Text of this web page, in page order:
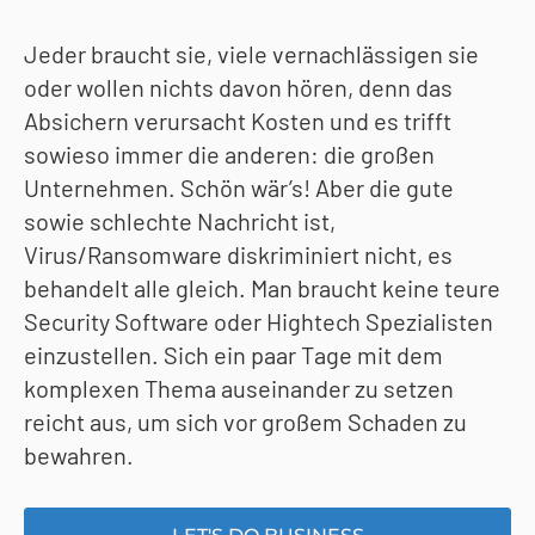
Jeder braucht sie, viele vernachlässigen sie
oder wollen nichts davon hören, denn das
Absichern verursacht Kosten und es trifft
sowieso immer die anderen: die großen
Unternehmen. Schön wär’s! Aber die gute
sowie schlechte Nachricht ist,
Virus/Ransomware diskriminiert nicht, es
behandelt alle gleich. Man braucht keine teure
Security Software oder Hightech Spezialisten
einzustellen. Sich ein paar Tage mit dem
komplexen Thema auseinander zu setzen
reicht aus, um sich vor großem Schaden zu
bewahren.